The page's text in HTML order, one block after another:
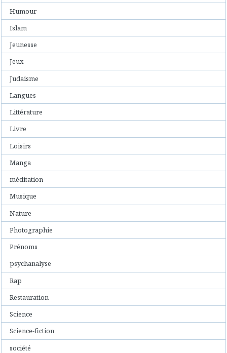
Humour
Islam
Jeunesse
Jeux
Judaisme
Langues
Littérature
Livre
Loisirs
Manga
méditation
Musique
Nature
Photographie
Prénoms
psychanalyse
Rap
Restauration
Science
Science-fiction
société